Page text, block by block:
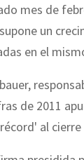
mes de
un
en el
de 2011
al